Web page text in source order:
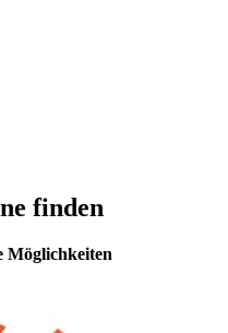
finden
Möglichkeiten